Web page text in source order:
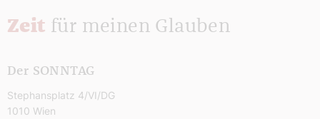
Zeit für meinen Glauben
Der SONNTAG
Stephansplatz 4/VI/DG
1010 Wien